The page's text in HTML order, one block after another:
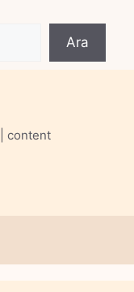
Ara
content